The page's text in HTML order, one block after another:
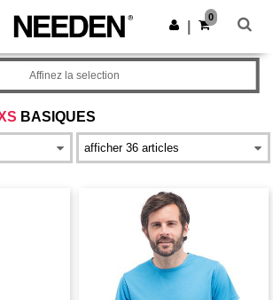
sur l’app !
Obtenir l'appli
0
BASIQUES
Affinez la selection